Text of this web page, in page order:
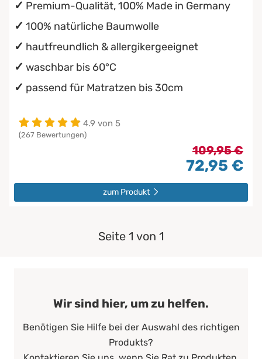
Premium-Qualität, 100% Made in Germany
100% natürliche Baumwolle
hautfreundlich & allergikergeeignet
waschbar bis 60°C
passend für Matratzen bis 30cm
4.9 von 5
(267 Bewertungen)
109,95 €
72,95 €
zum Produkt
Seite 1 von 1
Wir sind hier, um zu helfen.
Benötigen Sie Hilfe bei der Auswahl des richtigen
Produkts?